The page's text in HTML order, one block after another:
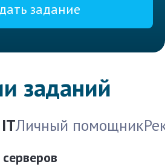
задание
заданий
Личный помощник